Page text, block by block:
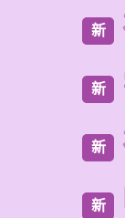
新
新
新
新